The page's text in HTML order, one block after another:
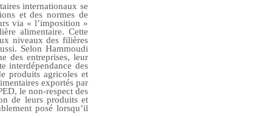
internationaux se
et des normes de
via « l’imposition »
alimentaire. Cette
niveaux des filières
Selon Hammoudi
des entreprises, leur
interdépendance des
produits agricoles et
exportés par
le non-respect des
de leurs produits et
posé lorsqu’il